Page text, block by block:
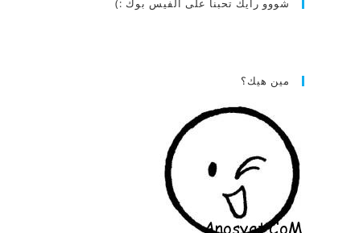
شووو رأيك تحبنا على الفيس بوك :)
مين هيك؟